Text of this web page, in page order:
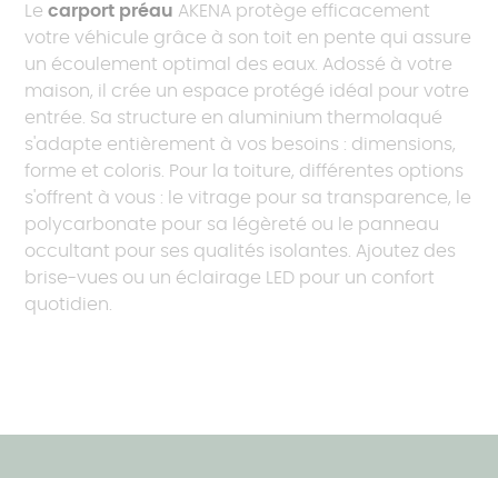
Lecarport préau AKENA protège efficacement
votre véhicule grâce à son toit en pente qui assure
un écoulement optimal des eaux. Adossé à votre
maison, il crée un espace protégé idéal pour votre
entrée. Sa structure en aluminium thermolaqué
s'adapte entièrement à vos besoins : dimensions,
forme et coloris. Pour la toiture, différentes options
s'offrent à vous : le vitrage pour sa transparence, le
polycarbonate pour sa légèreté ou le panneau
occultant pour ses qualités isolantes. Ajoutez des
brise-vues ou un éclairage LED pour un confort
quotidien.